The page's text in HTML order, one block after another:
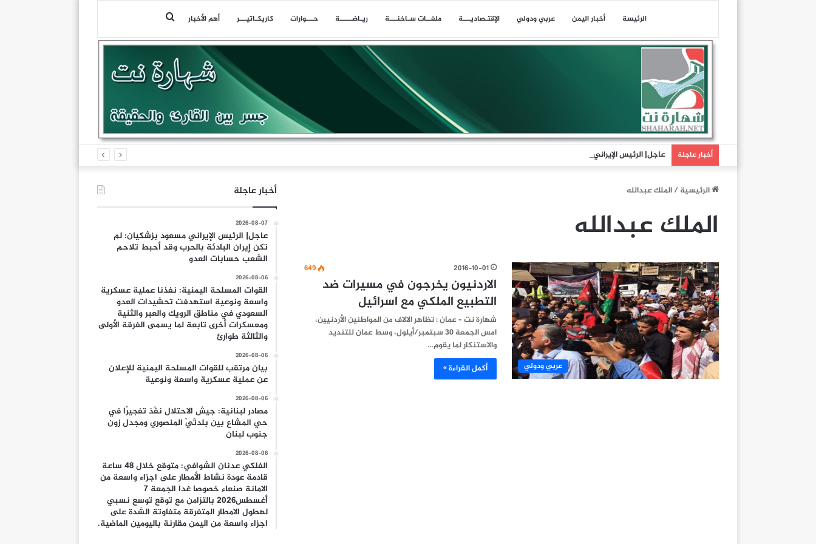
الرئيسة أخبار اليمن عربي ودولي اﻹقتـصاديـــة ملفــات سـاخنـــة ريـاضـــــة حـــوارات كاريكـاتيـــر أهم الأخبار بحث
أخبار عاجلة عاجل| الرئيس الإيراني مسعود بزشكيان: لم تكن إيران البادئة بالحرب وقد أحبط تلاحم الشعب حسابات العدو
الرئيسية/الملك عبدالله
الملك عبدالله
عربي ودولي
2016-10-01
649
الاردنيون يخرجون في مسيرات ضد
التطبيع الملكي مع اسرائيل
شهارة نت – عمان : تظاهر الالاف من المواطنين الأردنيين،
امس الجمعة 30 سبتمبر/أيلول، وسط عمان للتنديد
والاستنكار لما يقوم…
أكمل القراءة »
أخبار عاجلة
2026-08-07
عاجل| الرئيس الإيراني مسعود بزشكيان: لم
تكن إيران البادئة بالحرب وقد أحبط تلاحم
الشعب حسابات العدو
2026-08-06
القوات المسلحة اليمنية: نفذنا عملية عسكرية
واسعة ونوعية استهدفت تحشيدات العدو
السعودي في مناطق الرويك والعبر والثنية
ومعسكرات أخرى تابعة لما يسمى الفرقة الأولى
والثالثة طوارئ
2026-08-06
بيان مرتقب للقوات المسلحة اليمنية للإعلان
عن عملية عسكرية واسعة ونوعية
2026-08-06
مصادر لبنانية: جيش الاحتلال نفّذ تفجيرًا في
حي المشاع بين بلدتَيْ المنصوري ومجدل زون
جنوب لبنان
2026-08-06
الفلكي عدنان الشوافي: متوقع خلال 48 ساعة
قادمة عودة نشاط الأمطار على اجزاء واسعة من
الامانة صنعاء خصوصا غدا الجمعة 7
أغسطس2026 بالتزامن مع توقع توسع نسبي
لهطول الامطار المتفرقة متفاوتة الشدة على
اجزاء واسعة من اليمن مقارنة باليومين الماضية.